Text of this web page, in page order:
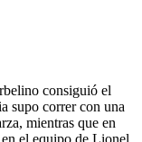
consiguió el
supo correr con una
mientras que en
el equipo de Lionel